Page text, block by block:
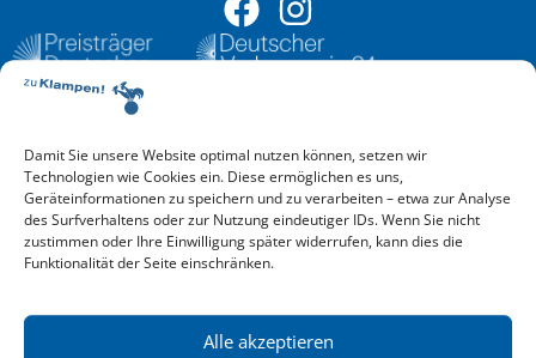
Damit Sie unsere Website optimal nutzen können, setzen wir
Technologien wie Cookies ein. Diese ermöglichen es uns,
Geräteinformationen zu speichern und zu verarbeiten – etwa zur Analyse
des Surfverhaltens oder zur Nutzung eindeutiger IDs. Wenn Sie nicht
zustimmen oder Ihre Einwilligung später widerrufen, kann dies die
Funktionalität der Seite einschränken.
Alle akzeptieren
Aktuelle Vorschau
Entdecken Sie das aktuelle zu-Klampen!-Verlagsprogramm.
Hier finden Sie die Verlagsvorschau – einfach direkt online
reinlesen oder herunterladen.
Download: Vorschau zu Klampen! Herbst 2026
Mehr aktuelle Vorschauen ansehen
News zu aktuellen Neuheiten und Nachrichten im zu Klampen!
Verlag – jederzeit wieder abbestellbar.